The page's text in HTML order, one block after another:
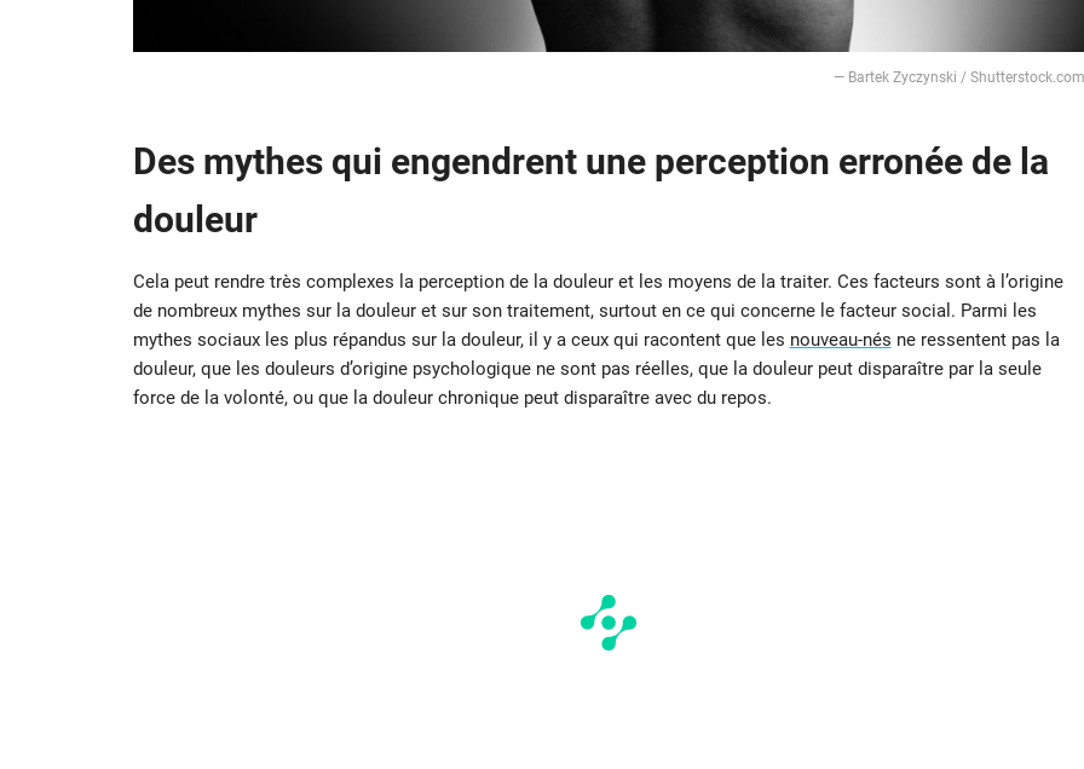
— Bartek Zyczynski / Shutterstock.com
Des mythes qui engendrent une perception erronée de la
douleur
Cela peut rendre très complexes la perception de la douleur et les moyens de la traiter. Ces facteurs sont à l’origine
de nombreux mythes sur la douleur et sur son traitement, surtout en ce qui concerne le facteur social. Parmi les
mythes sociaux les plus répandus sur la douleur, il y a ceux qui racontent que les nouveau-nés ne ressentent pas la
douleur, que les douleurs d’origine psychologique ne sont pas réelles, que la douleur peut disparaître par la seule
force de la volonté, ou que la douleur chronique peut disparaître avec du repos.